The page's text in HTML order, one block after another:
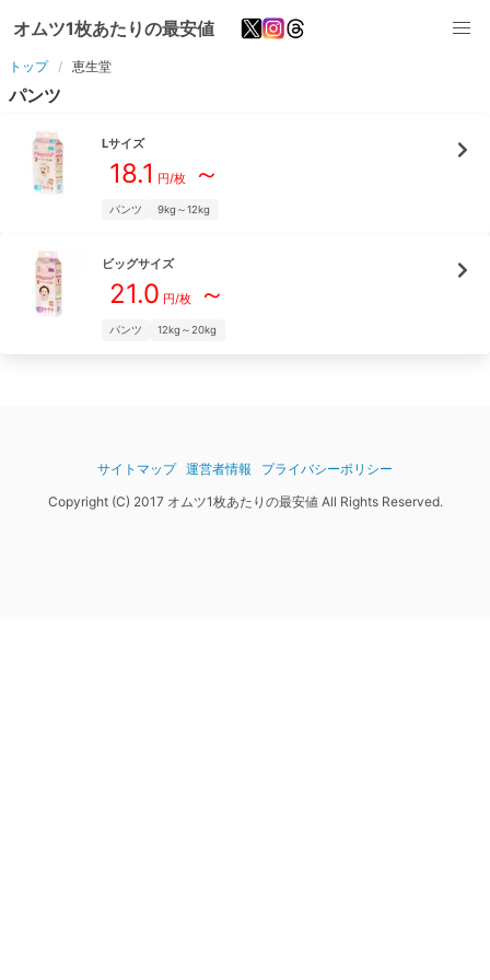
オムツ1枚あたりの最安値
トップ 恵生堂
パンツ
Lサイズ
18.1 円/枚～
パンツ 9kg～12kg
ビッグサイズ
21.0 円/枚～
パンツ 12kg～20kg
サイトマップ 運営者情報
プライバシーポリシー
Copyright (C) 2017 オムツ1枚あたりの最安値 All Rights Reserved.